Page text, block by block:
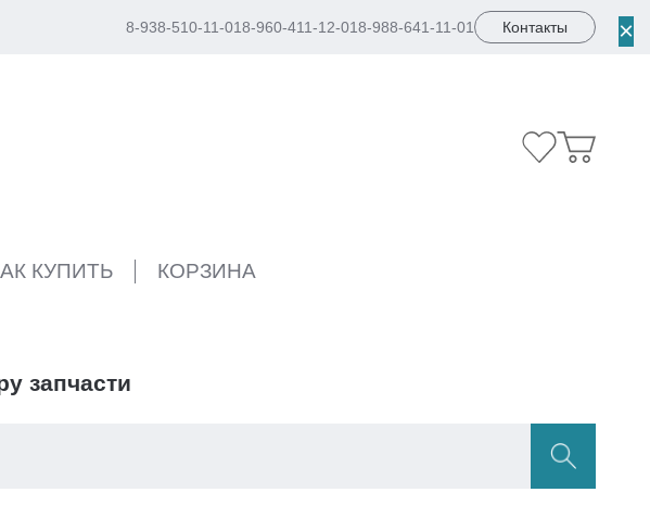
8-938-510-11-018-960-411-12-018-988-641-11-01 Контакты
КУПИТЬ КОРЗИНА
×
запчасти